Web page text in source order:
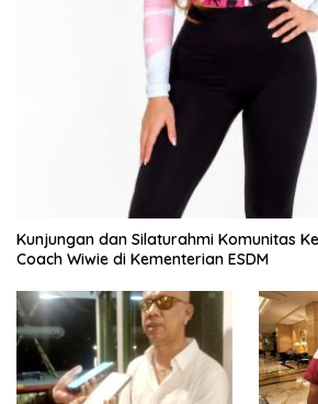
Kunjungan dan Silaturahmi Komunitas
Coach Wiwie di Kementerian ESDM